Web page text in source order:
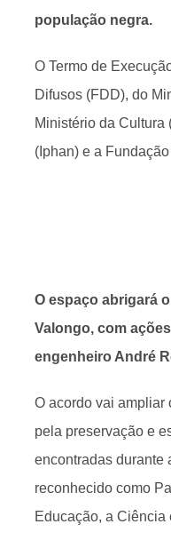
população negra.
O Termo de
Difusos (FDD), do
Ministério da Cultura
(Iphan) e a
O espaço abrigará
Valongo, com
engenheiro André
O acordo vai ampliar
pela preservação e
encontradas durante
reconhecido como
Educação, a Ciência